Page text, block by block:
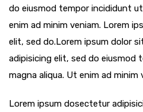
do eiusmod tempor incididunt
enim ad minim veniam. Lorem
elit, sed do.Lorem ipsum dolor
adipisicing elit, sed do eiusmod
magna aliqua. Ut enim ad minim
Lorem ipsum dosectetur